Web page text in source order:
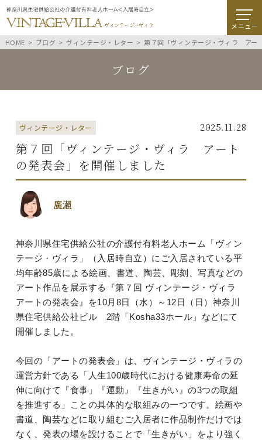
メニュー
HOME
ブログ ヴィンテージ・レター 第７回「ヴィンテージ・ヴィラ アー
ブログ
ヴィンテージ・レター 2025.11.28
第７回「ヴィンテージ・ヴィラ アート
の発表会」を開催しました
廣瀨
神奈川県住宅供給公社の介護付有料老人ホーム「ヴィン
テージ・ヴィラ」（入居時自立）にご入居されている平
均年齢85歳による絵画、書道、陶芸、彫刻、写真などの
アート作品を展示する『第７回 ヴィンテージ・ヴィラ
アートの発表会』を10月8日（水）～12日（日）神奈川
県住宅供給公社ビル 2階「Kosha33ホール」などにて
開催しました。
今回の「アートの発表会」は、ヴィンテージ・ヴィラの
運営方針である「人生100歳時代における健康寿命の延
伸に向けて『食事」『運動』『生きがい』の3つの取組
を推進する」ことの具体的な取組みの一つです。絵画や
書道、陶芸などに取り組むご入居者に作品制作だけでは
なく、発表の場を設けることで「生きがい」をより強く